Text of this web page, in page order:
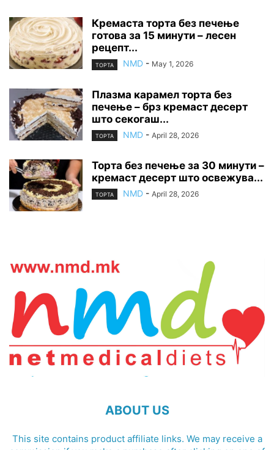
Кремаста торта без печење
готова за 15 минути – лесен
рецепт...
ТОРТА NMD - May 1, 2026
Плазма карамел торта без
печење – брз кремаст десерт
што секогаш...
ТОРТА NMD - April 28, 2026
Торта без печење за 30 минути –
кремаст десерт што освежува...
ТОРТА NMD - April 28, 2026
ABOUT US
This site contains product affiliate links. We may receive a